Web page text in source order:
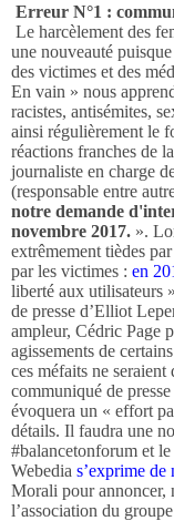
Erreur N°1 :
Le harcèlement des
une nouveauté
des victimes et des
En vain » nous
racistes, antisémites,
ainsi régulièrement le
réactions franches de
journaliste en charge
(responsable entre
notre demande
novembre 2017. ».
extrêmement tièdes
par les victimes : en
liberté aux utilisateurs
de presse d’Elliot
ampleur, Cédric Page
agissements de
ces méfaits ne
communiqué de
évoquera un « effort
détails. Il faudra une
#balancetonforum et
Webedia s’exprime de
Morali pour annoncer,
l’association du